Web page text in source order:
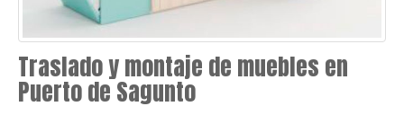
Traslado y montaje de muebles en
Puerto de Sagunto